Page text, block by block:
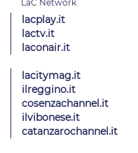
lacplay.it
lactv.it
laconair.it
lacitymag.it
ilreggino.it
cosenzachannel.it
ilvibonese.it
catanzarochannel.it